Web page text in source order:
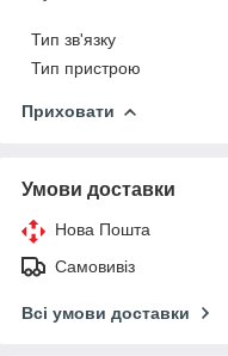
Тип зв'язку
Тип пристрою
Приховати
Умови доставки
Нова Пошта
Самовивіз
Всі умови доставки